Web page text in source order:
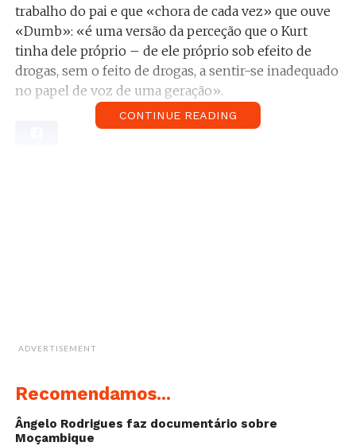
trabalho do pai e que «chora de cada vez» que ouve
«Dumb»: «é uma versão da perceção que o Kurt
tinha dele próprio – de ele próprio sob efeito de
drogas, sem o feito de drogas, a sentir-se inadequado
no papel de voz de uma geração».
À publicação, Cobain contou ainda como sente que o
no images were found
CONTINUE READING
ADVERTISEMENT
Recomendamos...
Ângelo Rodrigues faz documentário sobre
Moçambique